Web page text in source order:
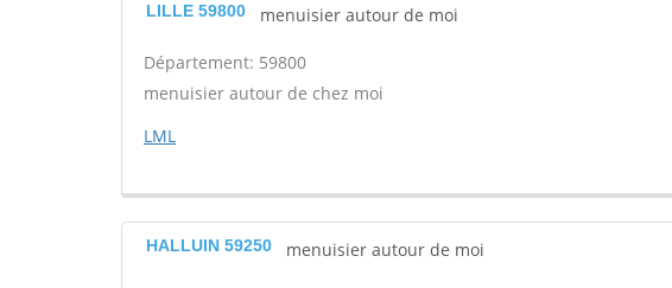
LILLE 59800 menuisier autour de moi
Département: 59800
menuisier autour de chez moi
LML
HALLUIN 59250 menuisier autour de moi